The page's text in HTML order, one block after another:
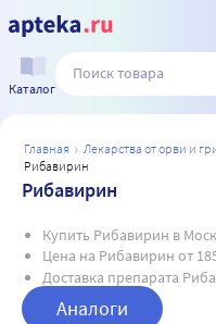
Каталог
главная лекарства от орви и
рибавирин
Рибавирин
Купить Рибавирин в
Цена на Рибавирин от
Доставка препарата
Аналоги